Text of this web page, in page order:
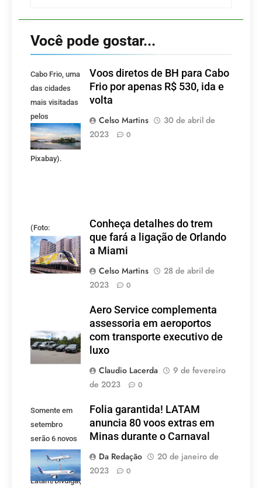
Você pode gostar...
Cabo Frio, uma
das cidades
mais visitadas
pelos
mineiros.
(Foto:
Pixabay).
Voos diretos de BH para Cabo
Frio por apenas R$ 530, ida e
volta
Celso Martins
30 de abril de
2023
0
(Foto:
divulgação)
Conheça detalhes do trem
que fará a ligação de Orlando
a Miami
Celso Martins
28 de abril de
2023
0
Aero Service complementa
assessoria em aeroportos
com transporte executivo de
luxo
Claudio Lacerda
9 de fevereiro
de 2023
0
Somente em
setembro
serão 6 novos
voos criados
pela LATAM.
Latam/Divulgação)
Folia garantida! LATAM
anuncia 80 voos extras em
Minas durante o Carnaval
Da Redação
20 de janeiro de
2023
0